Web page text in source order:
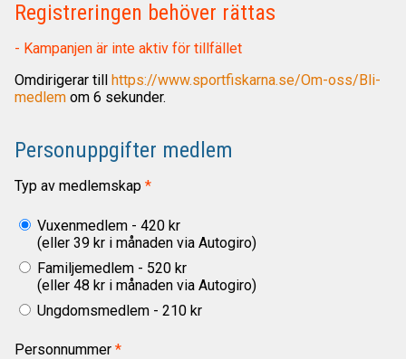
Registreringen behöver rättas
- Kampanjen är inte aktiv för tillfället
Omdirigerar till https://www.sportfiskarna.se/Om-oss/Bli-
medlem om 6 sekunder.
Personuppgifter medlem
Typ av medlemskap
Vuxenmedlem - 420 kr
(eller 39 kr i månaden via Autogiro)
Familjemedlem - 520 kr
(eller 48 kr i månaden via Autogiro)
Ungdomsmedlem - 210 kr
Personnummer